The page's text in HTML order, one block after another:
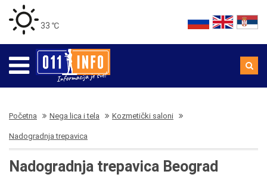
33 ℃
Početna Nega lica i tela Kozmetički saloni
Nadogradnja trepavica
Nadogradnja trepavica Beograd